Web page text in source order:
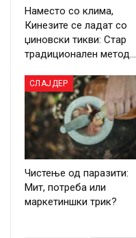
Наместо со клима,
Кинезите се ладат со
џиновски тикви: Стар
традиционален метод…
СЛАЈДЕР
Чистење од паразити:
Мит, потреба или
маркетиншки трик?